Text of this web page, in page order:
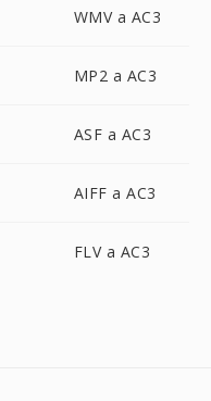
WMV a AC3
MP2 a AC3
ASF a AC3
AIFF a AC3
FLV a AC3